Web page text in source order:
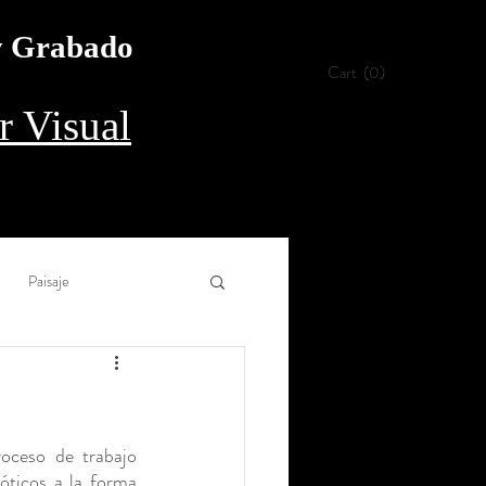
Cart (0)
Visual
Paisaje
Aguada
Procedimiento
de trabajo